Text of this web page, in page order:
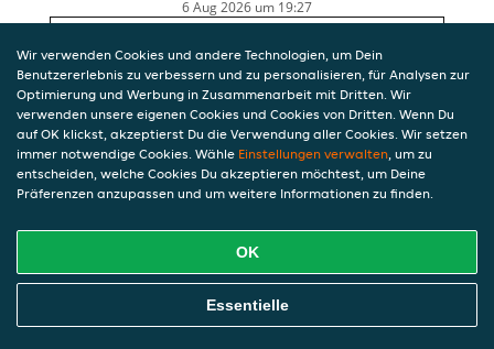
6 Aug 2026 um 19:27
Wir verwenden Cookies und andere Technologien, um Dein
Benutzererlebnis zu verbessern und zu personalisieren, für Analysen zur
Optimierung und Werbung in Zusammenarbeit mit Dritten. Wir
verwenden unsere eigenen Cookies und Cookies von Dritten. Wenn Du
auf OK klickst, akzeptierst Du die Verwendung aller Cookies. Wir setzen
immer notwendige Cookies. Wähle Einstellungen verwalten, um zu
entscheiden, welche Cookies Du akzeptieren möchtest, um Deine
Präferenzen anzupassen und um weitere Informationen zu finden.
OK
Essentielle